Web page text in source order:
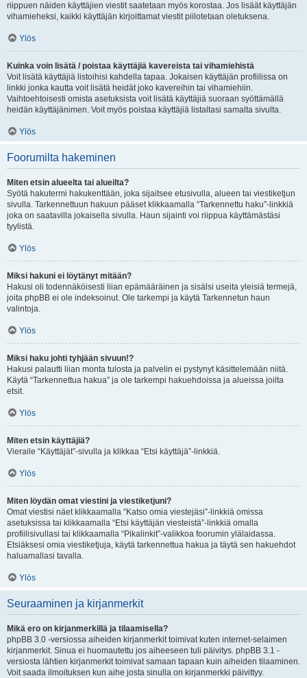
riippuen näiden käyttäjien viestit saatetaan myös korostaa. Jos lisäät käyttäjän
vihamieheksi, kaikki käyttäjän kirjoittamat viestit piilotetaan oletuksena.
Ylös
Kuinka voin lisätä / poistaa käyttäjiä kavereista tai vihamiehistä
Voit lisätä käyttäjiä listoihisi kahdella tapaa. Jokaisen käyttäjän profiilissa on
linkki jonka kautta voit lisätä heidät joko kavereihin tai vihamiehiin.
Vaihtoehtoisesti omista asetuksista voit lisätä käyttäjiä suoraan syöttämällä
heidän käyttäjänimen. Voit myös poistaa käyttäjiä listaltasi samalta sivulta.
Ylös
Foorumilta hakeminen
Miten etsin alueelta tai alueilta?
Syötä hakutermi hakukenttään, joka sijaitsee etusivulla, alueen tai viestiketjun
sivulla. Tarkennettuun hakuun pääset klikkaamalla “Tarkennettu haku”-linkkiä
joka on saatavilla jokaisella sivulla. Haun sijainti voi riippua käyttämästäsi
tyylistä.
Ylös
Miksi hakuni ei löytänyt mitään?
Hakusi oli todennäköisesti liian epämääräinen ja sisälsi useita yleisiä termejä,
joita phpBB ei ole indeksoinut. Ole tarkempi ja käytä Tarkennetun haun
valintoja.
Ylös
Miksi haku johti tyhjään sivuun!?
Hakusi palautti liian monta tulosta ja palvelin ei pystynyt käsittelemään niitä.
Käytä “Tarkennettua hakua” ja ole tarkempi hakuehdoissa ja alueissa joilta
etsit.
Ylös
Miten etsin käyttäjiä?
Vieraile “Käyttäjät”-sivulla ja klikkaa “Etsi käyttäjä”-linkkiä.
Ylös
Miten löydän omat viestini ja viestiketjuni?
Omat viestisi näet klikkaamalla “Katso omia viestejäsi”-linkkiä omissa
asetuksissa tai klikkaamalla “Etsi käyttäjän viesteistä”-linkkiä omalla
profiilisivullasi tai klikkaamalla “Pikalinkit”-valikkoa foorumin ylälaidassa.
Etsiäksesi omia viestiketjuja, käytä tarkennettua hakua ja täytä sen hakuehdot
haluamallasi tavalla.
Ylös
Seuraaminen ja kirjanmerkit
Mikä ero on kirjanmerkillä ja tilaamisella?
phpBB 3.0 -versiossa aiheiden kirjanmerkit toimivat kuten internet-selaimen
kirjanmerkit. Sinua ei huomautettu jos aiheeseen tuli päivitys. phpBB 3.1 -
versiosta lähtien kirjanmerkit toimivat samaan tapaan kuin aiheiden tilaaminen.
Voit saada ilmoituksen kun aihe josta sinulla on kirjanmerkki päivittyy.